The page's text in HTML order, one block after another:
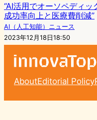
“AI活用でオーソペディ
成功率向上と医療費削減”
AI（人工知能）ニュース
2023年12月18日18:50
AboutEditorial Policy